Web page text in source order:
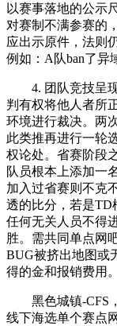
以赛事落地的公示
对赛制不满参赛的
应出示原件，法则
例如：A队ban了异
4. 团队竞技呈现
判有权将他人者所
环境进行裁决。两
此类推再进行一轮
权论处。省赛阶段
队员根本上添加一
加入过省赛则不克
透的比分，若是TD
任何无关人员不得
胜。需共同单点网
BUG被挤出地图或
得的金和报销费用
黑色城镇-CFS，
线下海选单个赛点